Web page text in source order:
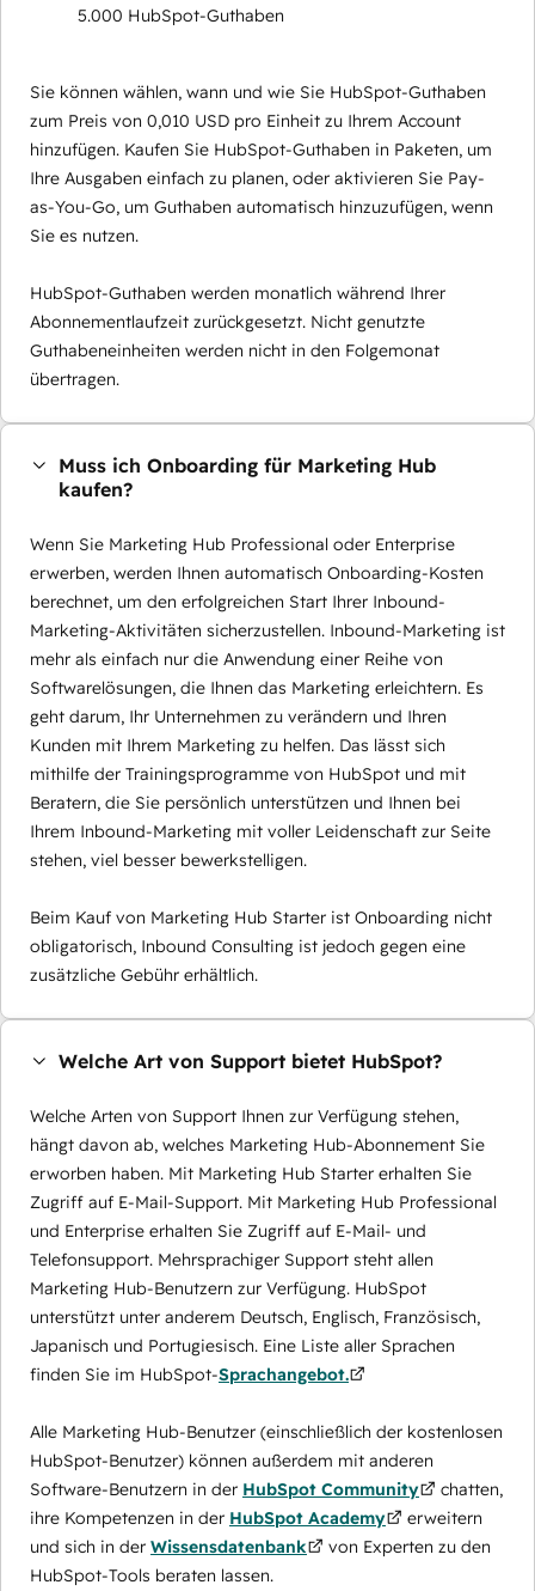
5.000 HubSpot-Guthaben
Sie können wählen, wann und wie Sie HubSpot-Guthaben
zum Preis von 0,010 USD pro Einheit zu Ihrem Account
hinzufügen. Kaufen Sie HubSpot-Guthaben in Paketen, um
Ihre Ausgaben einfach zu planen, oder aktivieren Sie Pay-
as-You-Go, um Guthaben automatisch hinzuzufügen, wenn
Sie es nutzen.
HubSpot-Guthaben werden monatlich während Ihrer
Abonnementlaufzeit zurückgesetzt. Nicht genutzte
Guthabeneinheiten werden nicht in den Folgemonat
übertragen.
Muss ich Onboarding für Marketing Hub
kaufen?
Wenn Sie Marketing Hub Professional oder Enterprise
erwerben, werden Ihnen automatisch Onboarding-Kosten
berechnet, um den erfolgreichen Start Ihrer Inbound-
Marketing-Aktivitäten sicherzustellen. Inbound-Marketing ist
mehr als einfach nur die Anwendung einer Reihe von
Softwarelösungen, die Ihnen das Marketing erleichtern. Es
geht darum, Ihr Unternehmen zu verändern und Ihren
Kunden mit Ihrem Marketing zu helfen. Das lässt sich
mithilfe der Trainingsprogramme von HubSpot und mit
Beratern, die Sie persönlich unterstützen und Ihnen bei
Ihrem Inbound-Marketing mit voller Leidenschaft zur Seite
stehen, viel besser bewerkstelligen.
Beim Kauf von Marketing Hub Starter ist Onboarding nicht
obligatorisch, Inbound Consulting ist jedoch gegen eine
zusätzliche Gebühr erhältlich.
Welche Art von Support bietet HubSpot?
Welche Arten von Support Ihnen zur Verfügung stehen,
hängt davon ab, welches Marketing Hub-Abonnement Sie
erworben haben. Mit Marketing Hub Starter erhalten Sie
Zugriff auf E-Mail-Support. Mit Marketing Hub Professional
und Enterprise erhalten Sie Zugriff auf E-Mail- und
Telefonsupport. Mehrsprachiger Support steht allen
Marketing Hub-Benutzern zur Verfügung. HubSpot
unterstützt unter anderem Deutsch, Englisch, Französisch,
Japanisch und Portugiesisch. Eine Liste aller Sprachen
finden Sie im HubSpot-Sprachangebot.
Alle Marketing Hub-Benutzer (einschließlich der kostenlosen
HubSpot-Benutzer) können außerdem mit anderen
Software-Benutzern in der HubSpot Community
chatten,
ihre Kompetenzen in der HubSpot Academy
erweitern
und sich in der Wissensdatenbank
von Experten zu den
HubSpot-Tools beraten lassen.